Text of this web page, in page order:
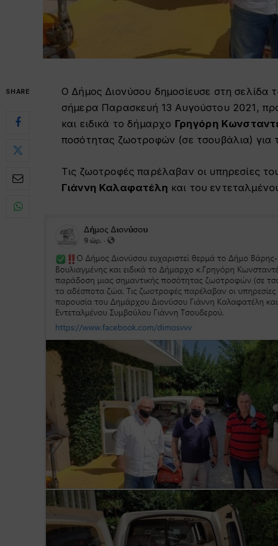
SHARE
Ο Δήμος Διονύσου δημοσίευσε στη σελίδα
σήμερα Παρασκευή 13 Αυγούστου 2021,
και ειδικά το δήμαρχο Γρηγόρη
ποσότητας ζωοτροφών (σε τσουβάλια) για
Τις ζωοτροφές παρέλαβαν οι υπηρεσίες
Γιάννη Καλαφατέλη και του